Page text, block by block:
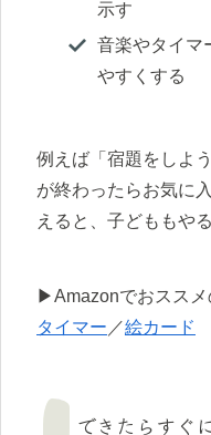
示す
音楽やタイマ
やすくする
例えば「宿題をしよ
が終わったらお気に
えると、子どももや
▶Amazonでおスス
タイマー ／絵カード
できたらすぐ